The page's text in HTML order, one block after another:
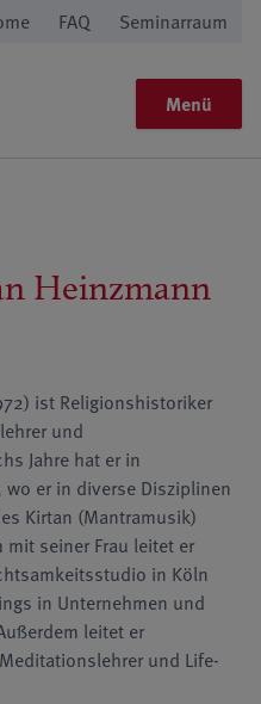
FAQ Seminarraum
Menü
Heinzmann
ist Religionshistoriker
und
Jahre hat er in
er in diverse Disziplinen
Kirtan (Mantramusik)
seiner Frau leitet er
in Köln
in Unternehmen und
leitet er
und Life-